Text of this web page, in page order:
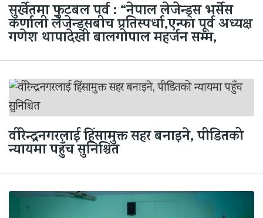
सुर्खेतमा फुटबल पर्व : “नेपाल लेजेन्ड्स भर्सेस
कर्णाली लेजेन्ड्सबीच प्रतिस्पर्धा,एन्फा पूर्व अध्यक्ष
गणेश थापादेखी बालगोपाल महर्जन सम्म,
वीरेन्द्रनगरलाई हिंसामुक्त सहर बनाइने, पीडितको
न्यायमा पहुँच सुनिश्चित